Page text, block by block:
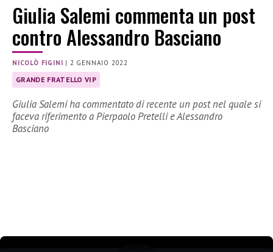
Giulia Salemi commenta un post
contro Alessandro Basciano
NICOLÒ FIGINI | 2 GENNAIO 2022
GRANDE FRATELLO VIP
Giulia Salemi ha commentato di recente un post nel quale si
faceva riferimento a Pierpaolo Pretelli e Alessandro
Basciano